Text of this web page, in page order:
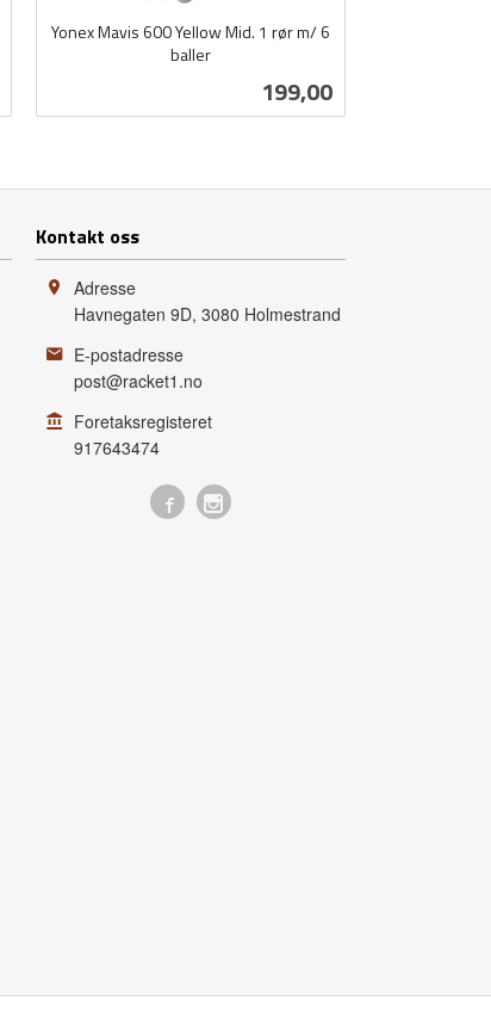
Yonex Mavis 600 Yellow Mid. 1 rør m/ 6
baller
Pris
199,00
Kontakt oss
Adresse
Havnegaten 9D, 3080 Holmestrand
E-postadresse
post@racket1.no
Foretaksregisteret
917643474